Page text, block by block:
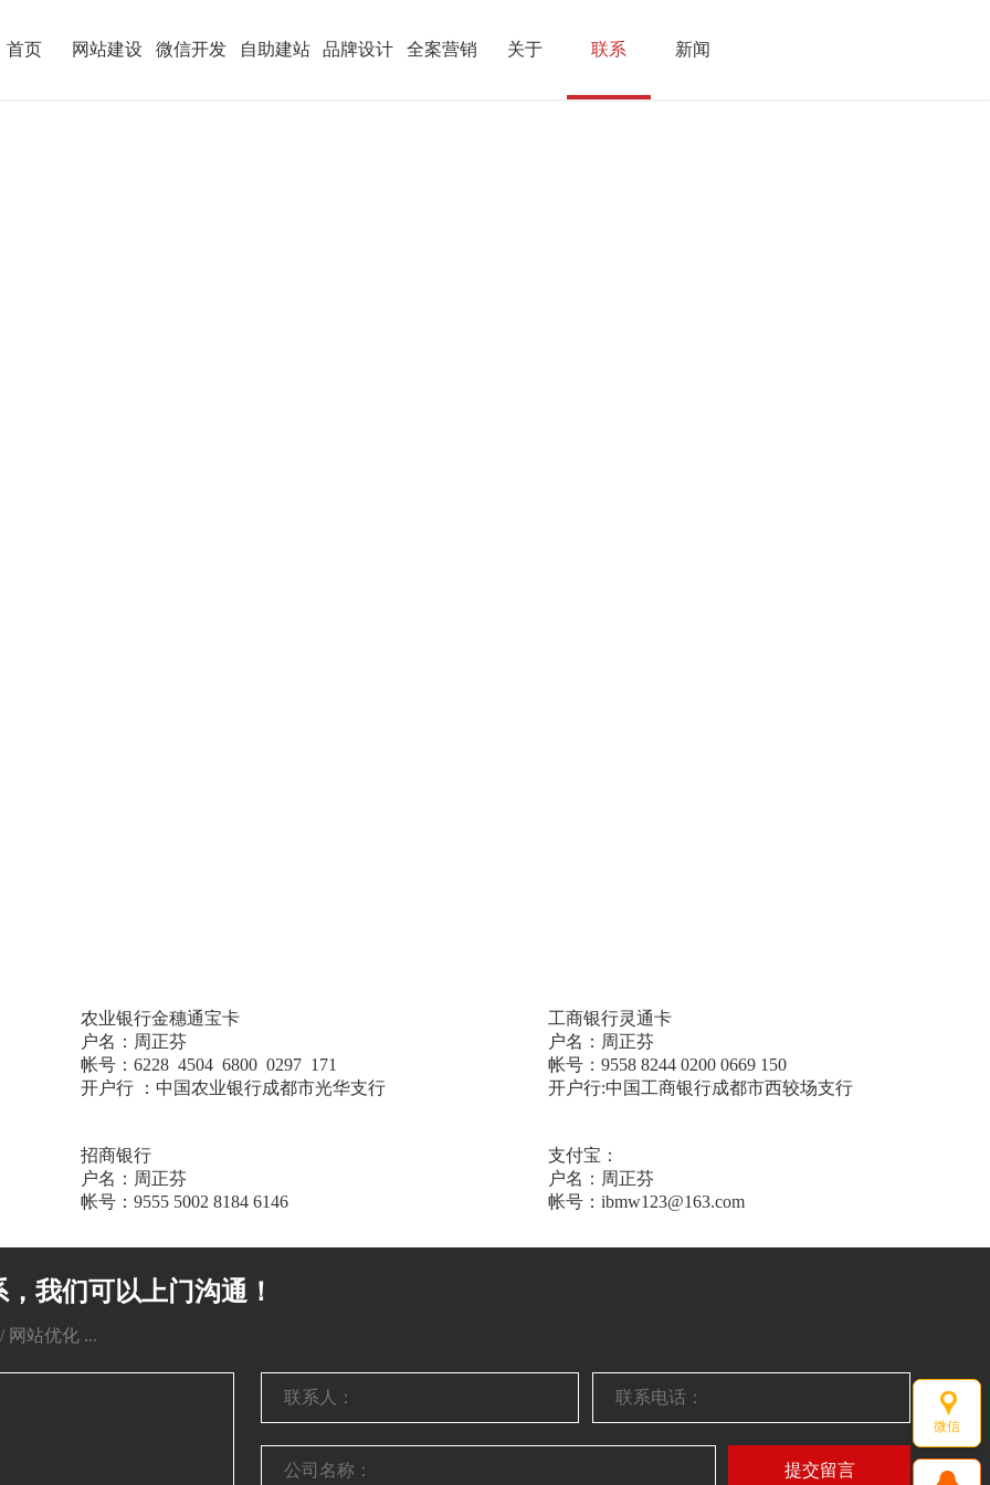
首页 网站建设 微信开发 自助建站 品牌设计 全案营销 关于 联系 新闻
农业银行金穗通宝卡
户名：周正芬
帐号：6228 4504 6800 0297 171
开户行 ：中国农业银行成都市光华支行
工商银行灵通卡
户名：周正芬
帐号：9558 8244 0200 0669 150
开户行:中国工商银行成都市西较场支行
招商银行
户名：周正芬
帐号：9555 5002 8184 6146
支付宝：
户名：周正芬
帐号：ibmw123@163.com
我们可以上门沟通！
网站优化 ...
提交留言
微信